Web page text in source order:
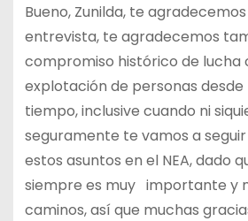
Bueno, Zunilda, te
entrevista, te agradecemos
compromiso histórico de
explotación de personas
tiempo, inclusive cuando ni
seguramente te vamos a
estos asuntos en el NEA, dado
siempre es muy importante y
caminos, así que muchas